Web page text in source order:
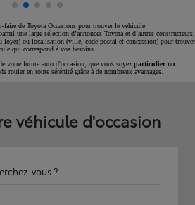
faire de Toyota Occasions pour trouver le véhicule
une large sélection d’annonces Toyota et d’autres constructeurs.
loyer) ou localisation (ville, code postal et concession) pour trouver
qui correspond à vos besoins.
votre future auto d'occasion, que vous soyez particulier ou
rouler en toute sérénité grâce à de nombreux avantages.
véhicule d'occasion
vous ?